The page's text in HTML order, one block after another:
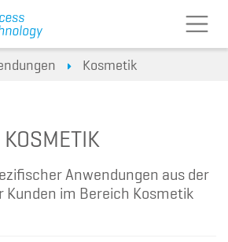
Kosmetik
KOSMETIK
Anwendungen aus der
Kunden im Bereich Kosmetik